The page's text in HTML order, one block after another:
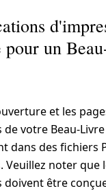
pour un
et les
votre Beau-Livre
dans des fichiers
Veuillez noter que
doivent être